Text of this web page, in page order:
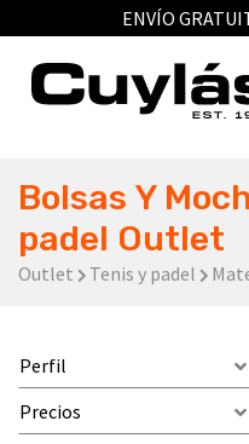
ENVÍO
Bolsas Y
padel Outlet
Outlet Tenis y padel
Perfil
Precios